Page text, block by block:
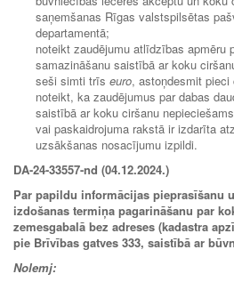
saņemšanas Rīgas valstspilsētas
departamentā;
noteikt zaudējumu atlīdzības apmēru
samazināšanu saistībā ar koku
seši simti trīs euro, astoņdesmit pieci
noteikt, ka zaudējumus par dabas
saistībā ar koku ciršanu
vai paskaidrojuma rakstā ir izdarīta
uzsākšanas nosacījumu izpildi.
DA-24-33557-nd (04.12.2024.)
Par papildu informācijas pieprasīšanu
izdošanas termiņa pagarināšanu par
zemesgabalā bez adreses (kadastra
pie Brīvības gatves 333, saistībā ar
Nolemj: